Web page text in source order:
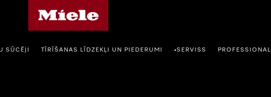
SŪCĒJI TĪRĪŠANAS LĪDZEKĻI UN PIEDERUMI •SERVISS PROFESSIONAL